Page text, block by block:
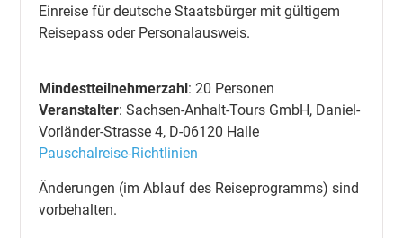
Einreise für deutsche Staatsbürger mit gültigem
Reisepass oder Personalausweis.
Mindestteilnehmerzahl : 20 Personen
Veranstalter: Sachsen-Anhalt-Tours GmbH, Daniel-
Vorländer-Strasse 4, D-06120 Halle
Pauschalreise-Richtlinien
Änderungen (im Ablauf des Reiseprogramms) sind
vorbehalten.